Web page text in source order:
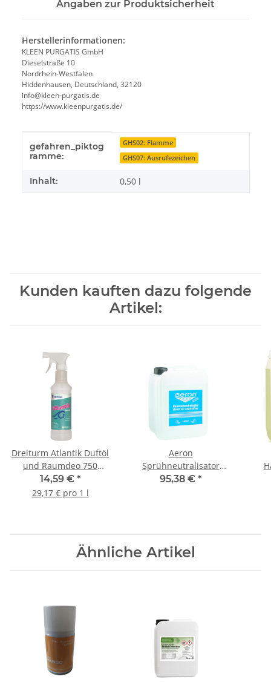
Angaben zur Produktsicherheit
Herstellerinformationen:
KLEEN PURGATIS GmbH
Dieselstraße 10
Nordrhein-Westfalen
Hiddenhausen, Deutschland, 32120
info@kleen-purgatis.de
https://www.kleenpurgatis.de/
Produkteigenschaft
Wert
gefahren_piktog
ramme:
GHS02: Flamme
GHS07: Ausrufezeichen
Inhalt: 0,50 l
Kunden kauften dazu folgende
Artikel:
Dreiturm Atlantik Duftöl
und Raumdeo 750
ml/Sprühflasche
14,59 € *
29,17 € pro 1 l
Aeron
Sprühneutralisator
Lemon 5 Liter
95,38 € *
Ähnliche Artikel